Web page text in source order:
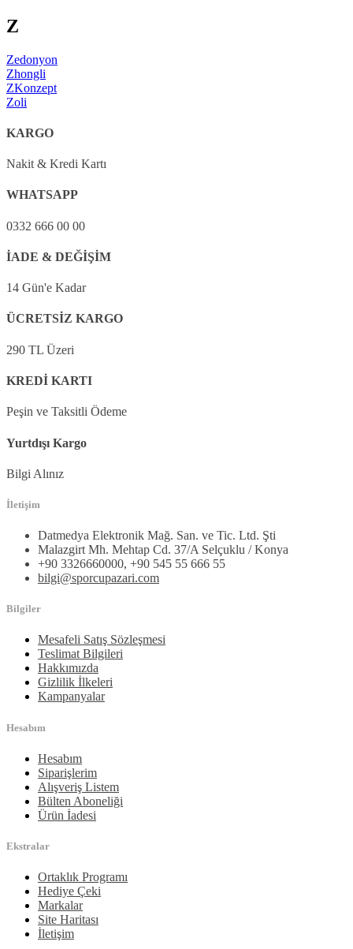
Z
Zedonyon
Zhongli
ZKonzept
Zoli
KARGO
Nakit & Kredi Kartı
WHATSAPP
0332 666 00 00
İADE & DEĞİŞİM
14 Gün'e Kadar
ÜCRETSİZ KARGO
290 TL Üzeri
KREDİ KARTI
Peşin ve Taksitli Ödeme
Yurtdışı Kargo
Bilgi Alınız
İletişim
Datmedya Elektronik Mağ. San. ve Tic. Ltd. Şti
Malazgirt Mh. Mehtap Cd. 37/A Selçuklu / Konya
+90 3326660000, +90 545 55 666 55
bilgi@sporcupazari.com
Bilgiler
Mesafeli Satış Sözleşmesi
Teslimat Bilgileri
Hakkımızda
Gizlilik İlkeleri
Kampanyalar
Hesabım
Hesabım
Siparişlerim
Alışveriş Listem
Bülten Aboneliği
Ürün İadesi
Ekstralar
Ortaklık Programı
Hediye Çeki
Markalar
Site Haritası
İletişim